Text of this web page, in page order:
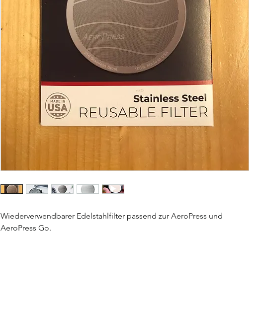
Wiederverwendbarer Edelstahlfilter passend zur AeroPress und
AeroPress Go.